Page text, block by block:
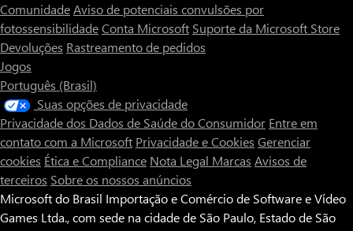
ComunidadeAviso de potenciais convulsões por
fotossensibilidadeConta Microsoft Suporte da Microsoft Store
Devoluções Rastreamento de pedidos
Jogos
Português (Brasil)
Suas opções de privacidade
Privacidade dos Dados de Saúde do Consumidor Entre em
contato com a Microsoft Privacidade e Cookies Gerenciar
cookies Ética e Compliance Nota Legal Marcas Avisos de
terceiros Sobre os nossos anúncios
Microsoft do Brasil Importação e Comércio de Software e Vídeo
Games Ltda., com sede na cidade de São Paulo, Estado de São